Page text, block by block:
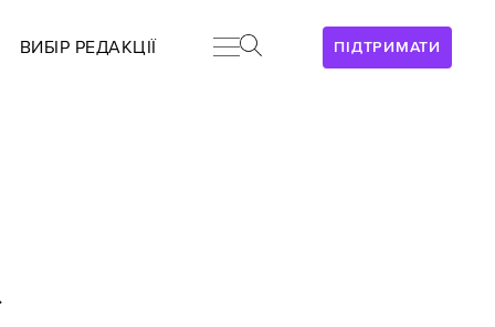
ПІДТРИМАТИ
ВИБІР РЕДАКЦІЇ